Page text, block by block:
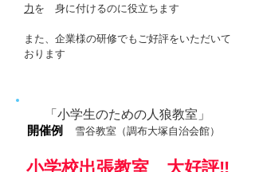
力 を 身に付けるのに役立ちます
​また、企業様の研修でもご好評をいただいて
おります
「小学生のための人狼教室」
開催例
雪谷教室（調布大塚自治会館）
小学校出張教室 大好評‼